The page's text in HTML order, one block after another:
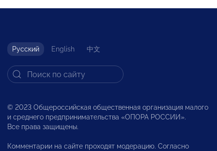
Русский English 中文
© 2023 Общероссийская общественная организация малого
и среднего предпринимательства «ОПОРА РОССИИ».
Все права защищены.
Комментарии на сайте проходят модерацию. Согласно